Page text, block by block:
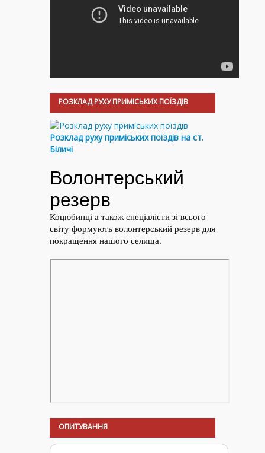
РОЗКЛАД РУХУ ПРИМІСЬКИХ ПОЇЗДІВ
Розклад руху приміських поїздів на ст.
Біличі
ОПИТУВАННЯ